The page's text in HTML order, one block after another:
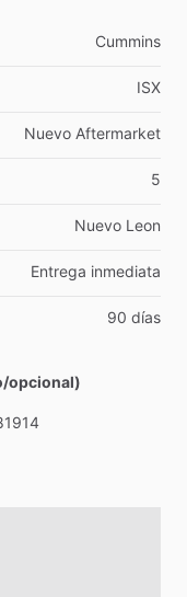
Cummins
ISX
Nuevo Aftermarket
5
Nuevo Leon
Entrega inmediata
90 días
opcional)